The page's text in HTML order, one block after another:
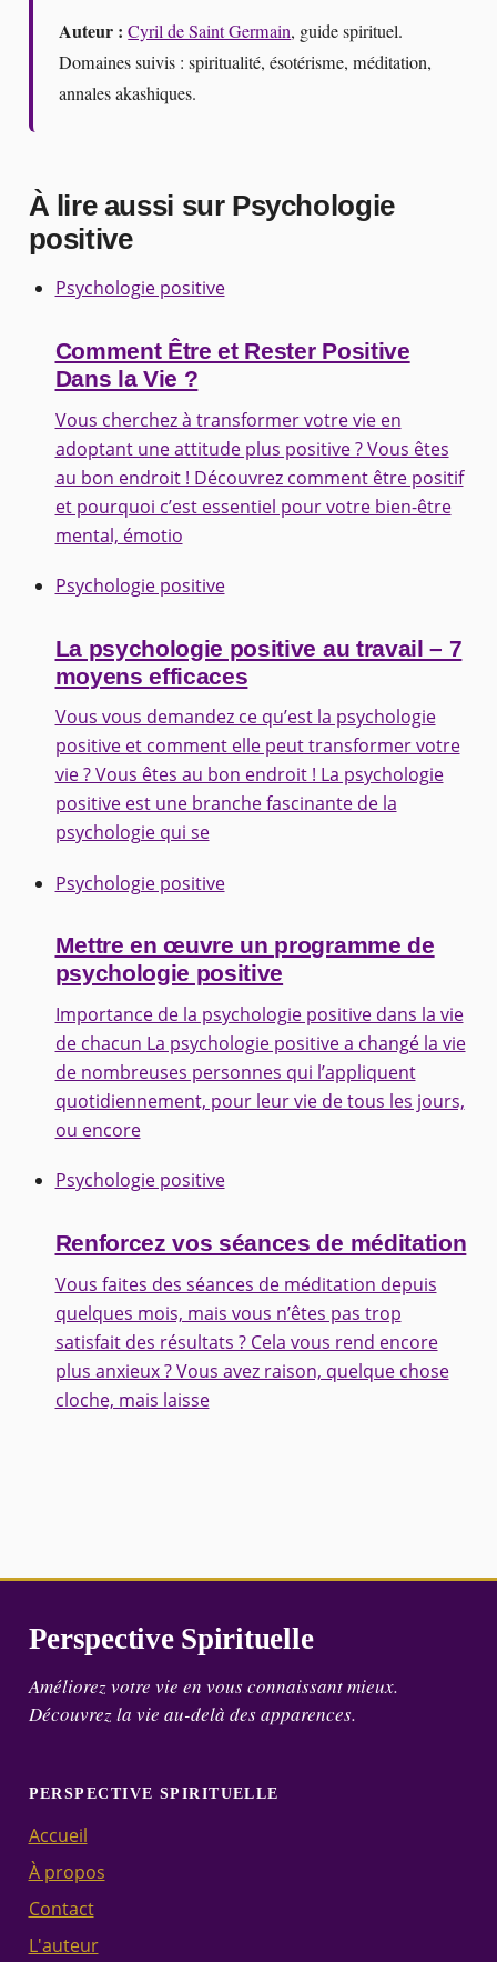
Auteur : Cyril de Saint Germain, guide spirituel.
Domaines suivis : spiritualité, ésotérisme, méditation,
annales akashiques.
À lire aussi sur Psychologie
positive
Psychologie positive
Comment Être et Rester Positive
Dans la Vie ?
Vous cherchez à transformer votre vie en
adoptant une attitude plus positive ? Vous êtes
au bon endroit ! Découvrez comment être positif
et pourquoi c’est essentiel pour votre bien-être
mental, émotio
Psychologie positive
La psychologie positive au travail – 7
moyens efficaces
Vous vous demandez ce qu’est la psychologie
positive et comment elle peut transformer votre
vie ? Vous êtes au bon endroit ! La psychologie
positive est une branche fascinante de la
psychologie qui se
Psychologie positive
Mettre en œuvre un programme de
psychologie positive
Importance de la psychologie positive dans la vie
de chacun La psychologie positive a changé la vie
de nombreuses personnes qui l’appliquent
quotidiennement, pour leur vie de tous les jours,
ou encore
Psychologie positive
Renforcez vos séances de méditation
Vous faites des séances de méditation depuis
quelques mois, mais vous n’êtes pas trop
satisfait des résultats ? Cela vous rend encore
plus anxieux ? Vous avez raison, quelque chose
cloche, mais laisse
Perspective Spirituelle
Améliorez votre vie en vous connaissant mieux.
Découvrez la vie au-delà des apparences.
PERSPECTIVE SPIRITUELLE
Accueil
À propos
Contact
L'auteur